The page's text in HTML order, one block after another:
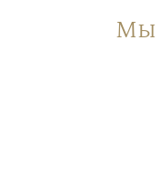
Мы